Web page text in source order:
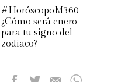
#HoróscopoM360
¿Cómo será enero
para tu signo del
zodiaco?